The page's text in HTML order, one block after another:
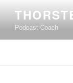
springenPodcast-Coach